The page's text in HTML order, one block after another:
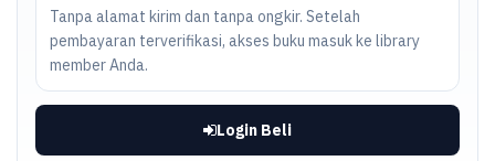
Tanpa alamat kirim dan tanpa ongkir. Setelah
pembayaran terverifikasi, akses buku masuk ke library
member Anda.
Login Beli